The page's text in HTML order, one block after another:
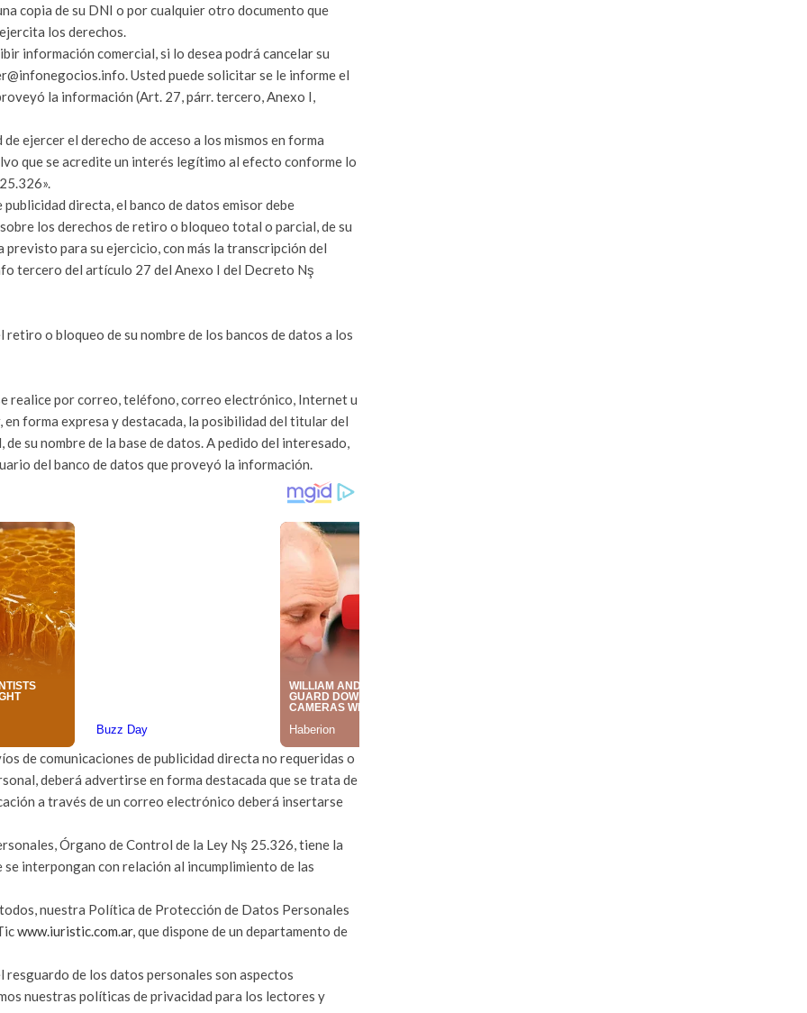
copia de su DNI o por cualquier otro documento que
los derechos.
información comercial, si lo desea podrá cancelar su
Usted puede solicitar se le informe el
la información (Art. 27, párr. tercero, Anexo I,
ejercer el derecho de acceso a los mismos en forma
que se acredite un interés legítimo al efecto conforme lo
directa, el banco de datos emisor debe
los derechos de retiro o bloqueo total o parcial, de su
previsto para su ejercicio, con más la transcripción del
tercero del artículo 27 del Anexo I del Decreto Nş
o bloqueo de su nombre de los bancos de datos a los
realice por correo, teléfono, correo electrónico, Internet u
forma expresa y destacada, la posibilidad del titular del
su nombre de la base de datos. A pedido del interesado,
del banco de datos que proveyó la información.
de comunicaciones de publicidad directa no requeridas o
deberá advertirse en forma destacada que se trata de
a través de un correo electrónico deberá insertarse
Órgano de Control de la Ley Nş 25.326, tiene la
interpongan con relación al incumplimiento de las
nuestra Política de Protección de Datos Personales
www.iuristic.com.ar, que dispone de un departamento de
de los datos personales son aspectos
nuestras políticas de privacidad para los lectores y